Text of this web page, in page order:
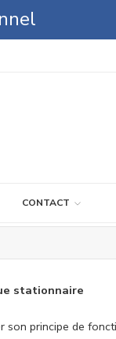
CONTACT
stationnaire
son principe de